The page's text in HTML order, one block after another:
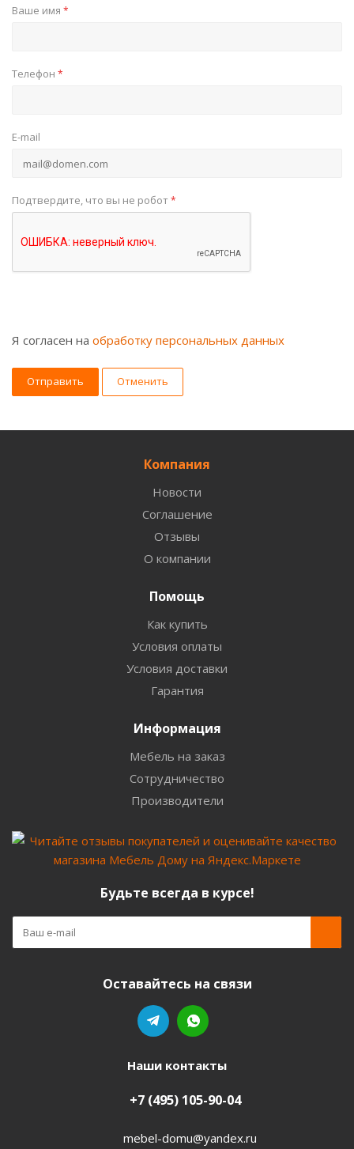
Ваше имя *
Телефон *
E-mail
Подтвердите, что вы не робот*
Я согласен на обработку персональных данных
Отменить
Компания
Новости
Соглашение
Отзывы
О компании
Помощь
Как купить
Условия оплаты
Условия доставки
Гарантия
Информация
Мебель на заказ
Сотрудничество
Производители
Будьте всегда в курсе!
Оставайтесь на связи
Наши контакты
+7 (495) 105-90-04
mebel-domu@yandex.ru